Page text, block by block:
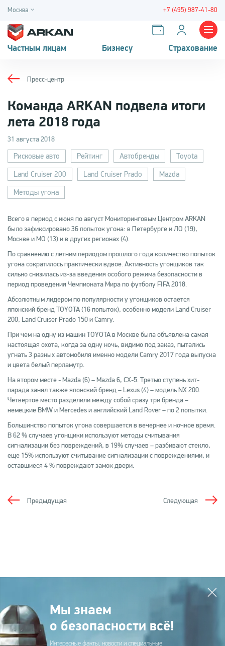
Москва +7 (495) 987-41-80
Частным лицам Бизнесу Страхование
Пресс-центр
Команда ARKAN подвела итоги
лета 2018 года
31 августа 2018
Рисковые авто Рейтинг Автобренды
Toyota
Land Cruiser 200
Land Cruiser Prado
Mazda
Методы угона
Всего в период с июня по август Мониторинговым Центром ARKAN
было зафиксировано 36 попыток угона: в Петербурге и ЛО (19),
Москве и МО (13) и в других регионах (4).
По сравнению с летним периодом прошлого года количество попыток
угона сократилось практически вдвое. Активность угонщиков так
сильно снизилась из-за введения особого режима безопасности в
период проведения Чемпионата Мира по футболу FIFA 2018.
Абсолютным лидером по популярности у угонщиков остается
японский бренд TOYOTA (16 попыток), особенно модели Land Cruiser
200, Land Cruiser Prado 150 и Camry.
При чем на одну из машин TOYOTA в Москве была объявлена самая
настоящая охота, когда за одну ночь, видимо под заказ, пытались
угнать 3 разных автомобиля именно модели Camry 2017 года выпуска
и цвета белый перламутр.
На втором месте - Mazda (6) – Mazda 6, CX-5. Третью ступень хит-
парада занял также японский бренд – Lexus (4) – модель NX 200.
Четвертое место разделили между собой сразу три бренда –
немецкие BMW и Mercedes и английский Land Rover – по 2 попытки.
Большинство попыток угона совершается в вечернее и ночное время.
В 62 % случаев угонщики используют методы считывания
сигнализации без повреждений, в 19% случаев – разбивают стекло,
еще 15% используют считывание сигнализации с повреждениями, и
оставшиеся 4 % повреждают замок двери.
Следующая
Предыдущая
Мы знаем
о безопасности всё!
Интересные факты, новости и специальные